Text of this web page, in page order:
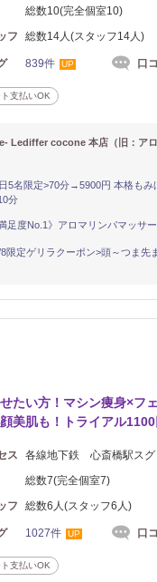
総数10(完全個室10)
フ
総数14人(スタッフ14人)
839件 UP 口
支払いOK
Lediffer cocone 本店（旧：ア
5名限定>70分→5900円 本格もみ
分
満足度No.1》アロマリンパマッサ
限定ゲリラクーポン>頭～つま
たい方！マシン痩身×フ
美肌も！トライアル1100
ス
各線地下鉄 心斎橋駅スグ
総数7(完全個室7)
フ
総数6人(スタッフ6人)
1027件 UP 口
支払いOK